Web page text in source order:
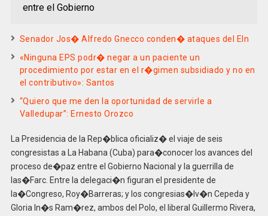
entre el Gobierno
Senador Jos� Alfredo Gnecco conden� ataques del Eln
«Ninguna EPS podr� negar a un paciente un
procedimiento por estar en el r�gimen subsidiado y no en
el contributivo»: Santos
“Quiero que me den la oportunidad de servirle a
Valledupar”: Ernesto Orozco
La Presidencia de la Rep�blica oficializ� el viaje de seis
congresistas a La Habana (Cuba) para�conocer los avances del
proceso de�paz entre el Gobierno Nacional y la guerrilla de
las�Farc. Entre la delegaci�n figuran el presidente de
la�Congreso, Roy�Barreras; y los congresias�Iv�n Cepeda y
Gloria In�s Ram�rez, ambos del Polo, el liberal Guillermo Rivera,